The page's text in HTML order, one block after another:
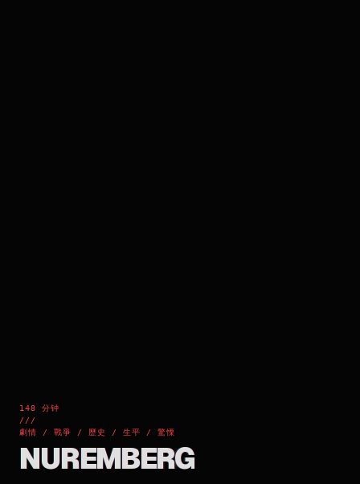
148 分钟
///
劇情 / 戰爭 / 歷史 / 生平 / 驚慄
NUREMBERG